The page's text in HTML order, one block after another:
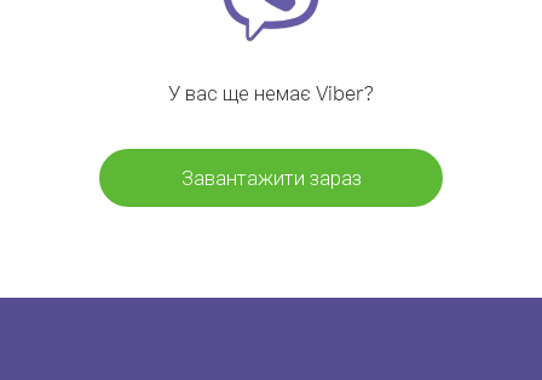
У вас ще немає Viber?
Завантажити зараз